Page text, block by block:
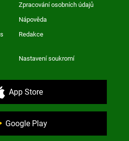
Zpracování osobních údajů
Nápověda
Redakce
Nastavení soukromí
App Store
Google Play